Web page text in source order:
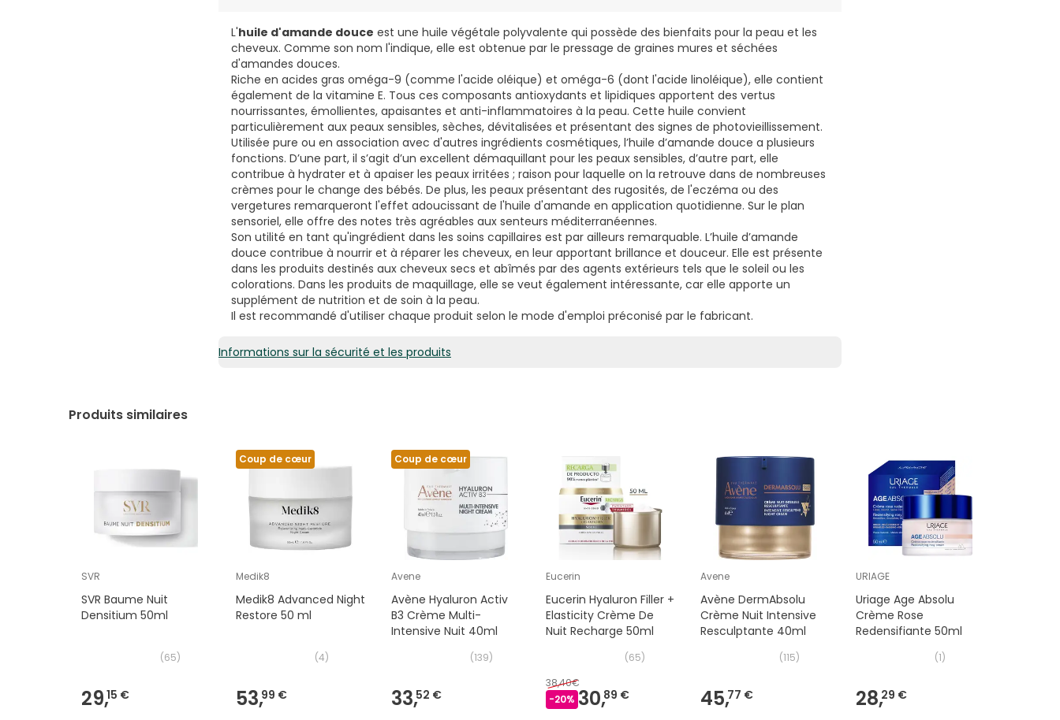
L'huile d'amande douce est une huile végétale polyvalente qui possède des bienfaits pour la peau et les
cheveux. Comme son nom l'indique, elle est obtenue par le pressage de graines mures et séchées
d'amandes douces.
Riche en acides gras oméga-9 (comme l'acide oléique) et oméga-6 (dont l'acide linoléique), elle contient
également de la vitamine E. Tous ces composants antioxydants et lipidiques apportent des vertus
nourrissantes, émollientes, apaisantes et anti-inflammatoires à la peau. Cette huile convient
particulièrement aux peaux sensibles, sèches, dévitalisées et présentant des signes de photovieillissement.
Utilisée pure ou en association avec d'autres ingrédients cosmétiques, l’huile d’amande douce a plusieurs
fonctions. D’une part, il s’agit d’un excellent démaquillant pour les peaux sensibles, d’autre part, elle
contribue à hydrater et à apaiser les peaux irritées ; raison pour laquelle on la retrouve dans de nombreuses
crèmes pour le change des bébés. De plus, les peaux présentant des rugosités, de l'eczéma ou des
vergetures remarqueront l'effet adoucissant de l'huile d'amande en application quotidienne. Sur le plan
sensoriel, elle offre des notes très agréables aux senteurs méditerranéennes.
Son utilité en tant qu'ingrédient dans les soins capillaires est par ailleurs remarquable. L’huile d’amande
douce contribue à nourrir et à réparer les cheveux, en leur apportant brillance et douceur. Elle est présente
dans les produits destinés aux cheveux secs et abîmés par des agents extérieurs tels que le soleil ou les
colorations. Dans les produits de maquillage, elle se veut également intéressante, car elle apporte un
supplément de nutrition et de soin à la peau.
Il est recommandé d'utiliser chaque produit selon le mode d'emploi préconisé par le fabricant.
Informations sur la sécurité et les produits
Produits similaires
SVR
SVR Baume Nuit
Densitium 50ml
(65)
29,15 €
Coup de cœur
Medik8
Medik8 Advanced Night
Restore 50 ml
(4)
53,99 €
Coup de cœur
Avene
Avène Hyaluron Activ
B3 Crème Multi-
Intensive Nuit 40ml
(139)
33,52 €
Eucerin
Eucerin Hyaluron Filler +
Elasticity Crème De
Nuit Recharge 50ml
(65)
38,40€
-20% 30,89 €
Avene
Avène DermAbsolu
Crème Nuit Intensive
Resculptante 40ml
(115)
45,77 €
URIAGE
Uriage Age Absolu
Crème Rose
Redensifiante 50ml
(1)
28,29 €